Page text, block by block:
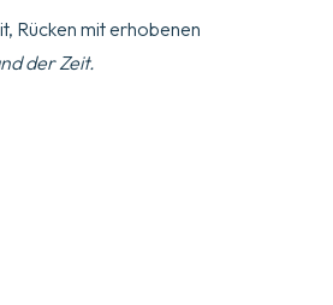
Rücken mit erhobenen
der Zeit.